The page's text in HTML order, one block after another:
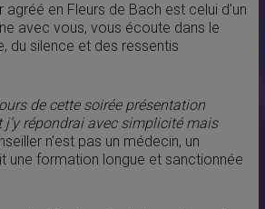
agréé en Fleurs de Bach est celui d’un
avec vous, vous écoute dans le
du silence et des ressentis
de cette soirée présentation
j’y répondrai avec simplicité mais
n’est pas un médecin, un
une formation longue et sanctionnée